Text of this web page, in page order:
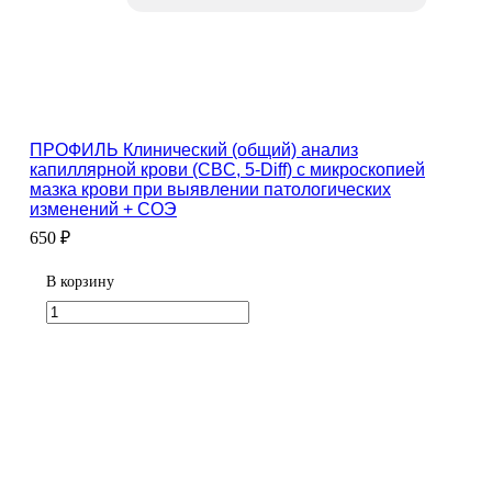
ПРОФИЛЬ Клинический (общий) анализ
капиллярной крови (CBC, 5-Diff) с микроскопией
мазка крови при выявлении патологических
изменений + СОЭ
650 ₽
В корзину